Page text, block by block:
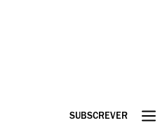
SUBSCREVER